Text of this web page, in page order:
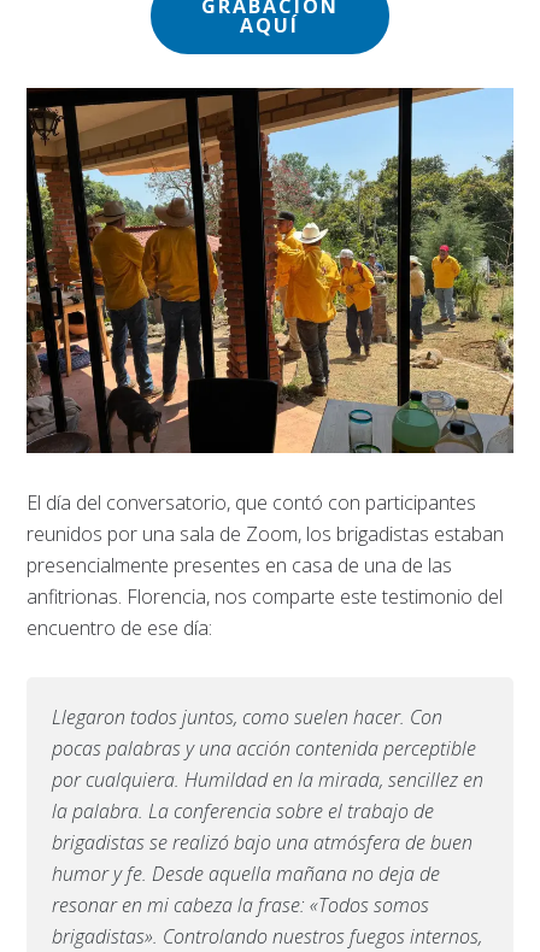
GRABACIÓN
AQUÍ
El día del conversatorio, que contó con participantes
reunidos por una sala de Zoom, los brigadistas estaban
presencialmente presentes en casa de una de las
anfitrionas. Florencia, nos comparte este testimonio del
encuentro de ese día:
Llegaron todos juntos, como suelen hacer. Con
pocas palabras y una acción contenida perceptible
por cualquiera. Humildad en la mirada, sencillez en
la palabra. La conferencia sobre el trabajo de
brigadistas se realizó bajo una atmósfera de buen
humor y fe. Desde aquella mañana no deja de
resonar en mi cabeza la frase: «Todos somos
brigadistas». Controlando nuestros fuegos internos,